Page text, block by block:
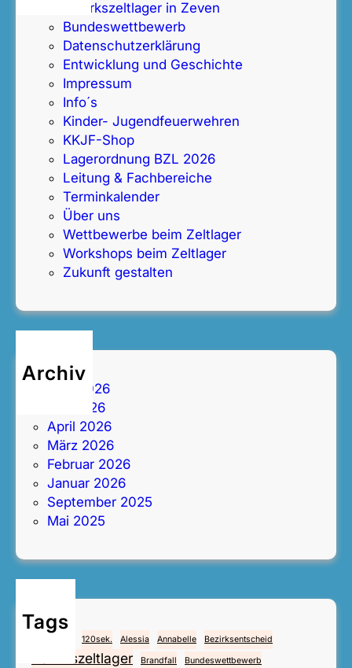
Bezirkszeltlager in Zeven
Bundeswettbewerb
Datenschutz­erklärung
Entwicklung und Geschichte
Impressum
Info´s
Kinder- Jugendfeuerwehren
KKJF-Shop
Lagerordnung BZL 2026
Leitung & Fachbereiche
Terminkalender
Über uns
Wettbewerbe beim Zeltlager
Workshops beim Zeltlager
Zukunft gestalten
Archiv
Juni 2026
Mai 2026
April 2026
März 2026
Februar 2026
Januar 2026
September 2025
Mai 2025
Tags
120sek. Alessia Annabelle Bezirksentscheid
Bezirkszeltlager Brandfall Bundeswettbewerb